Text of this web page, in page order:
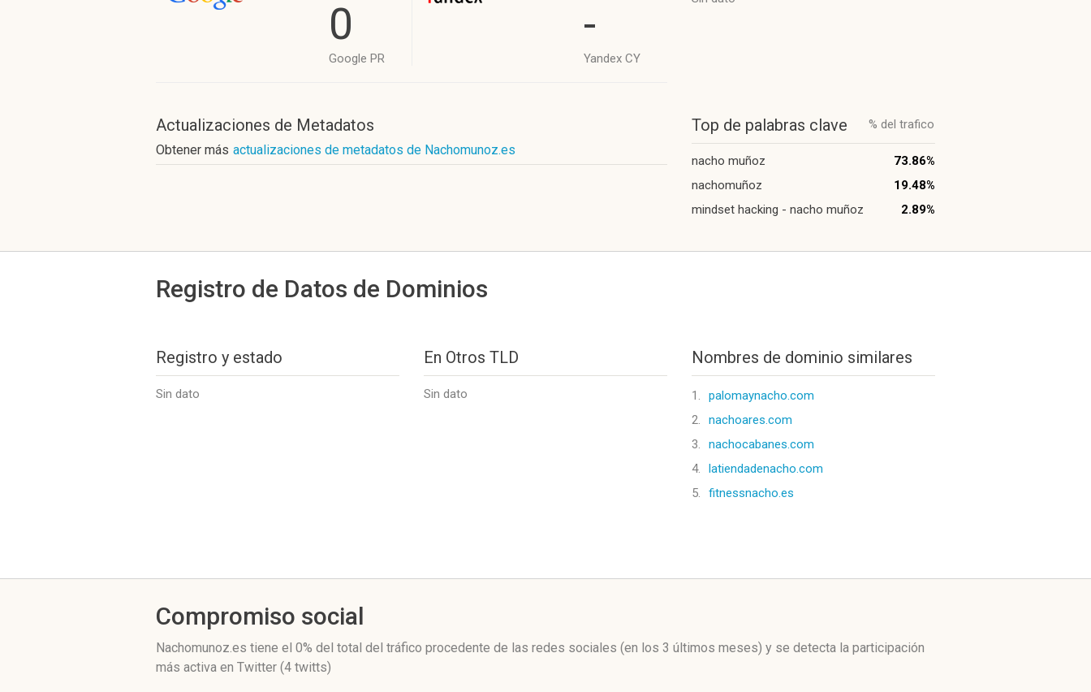
0
Google PR
-
Yandex CY
Actualizaciones de Metadatos
Obtener más actualizaciones de metadatos de Nachomunoz.es
Top de palabras clave % del trafico
nacho muñoz
73.86%
nachomuñoz
19.48%
mindset hacking - nacho muñoz
2.89%
Registro de Datos de Dominios
Registro y estado
Sin dato
En Otros TLD
Sin dato
Nombres de dominio similares
1.
palomaynacho.com
2.
nachoares.com
3.
nachocabanes.com
4.
latiendadenacho.com
5.
fitnessnacho.es
Compromiso social
Nachomunoz.es tiene el 0% del total del tráfico procedente de las redes sociales (en los 3 últimos meses) y se detecta la participación
más activa en Twitter (4 twitts)